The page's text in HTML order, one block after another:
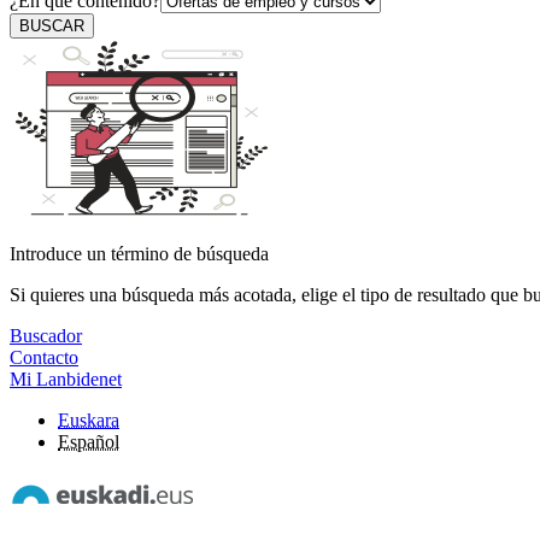
BUSCAR
Introduce un término de búsqueda
Si quieres una búsqueda más acotada, elige el tipo de resultado que
Buscador
Contacto
Mi Lanbidenet
Euskara
Español